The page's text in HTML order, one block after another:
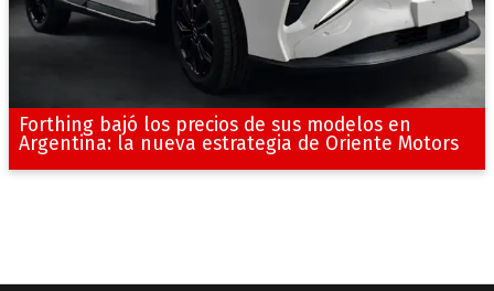
Forthing bajó los precios de sus modelos en
Argentina: la nueva estrategia de Oriente Motors